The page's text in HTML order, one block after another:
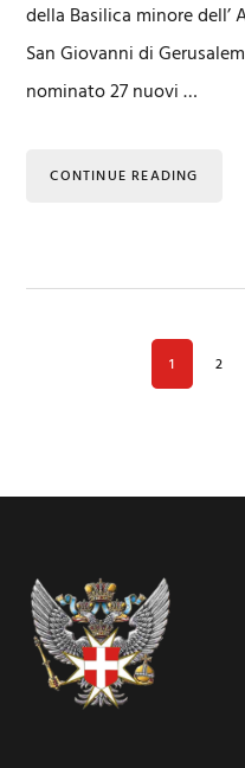
della Basilica minore dell’
San Giovanni di
nominato 27 nuovi …
CONTINUE READING
PAGE
1 PAGE
2
Footer